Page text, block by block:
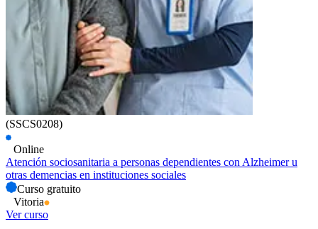
(SSCS0208)
Online
Atención sociosanitaria a personas dependientes con Alzheimer u
otras demencias en instituciones sociales
Curso gratuito
Vitoria
Ver curso